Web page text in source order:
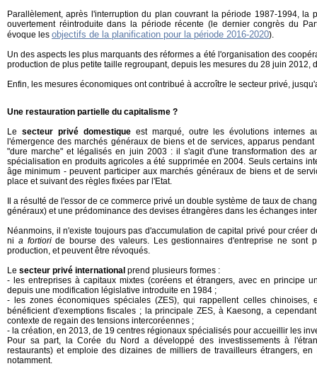
Parallèlement, après l'interruption du plan couvrant la période 1987-1994, la
ouvertement réintroduite dans la période récente (le dernier congrès du
évoque les objectifs de la planification pour la période 2016-2020).
Un des aspects les plus marquants des réformes a été l'organisation des
production de plus petite taille regroupant, depuis les mesures du 28 juin 2012,
Enfin, les mesures économiques ont contribué à accroître le secteur privé,
Une restauration partielle du capitalisme ?
Le secteur privé domestiqueest marqué, outre les évolutions internes
l'émergence des marchés généraux de biens et de services, apparus
"dure marche" et légalisés en juin 2003 : il s'agit d'une transformation des
spécialisation en produits agricoles a été supprimée en 2004. Seuls certains
âge minimum - peuvent participer aux marchés généraux de biens et de
place et suivant des règles fixées par l'Etat.
Il a résulté de l'essor de ce commerce privé un double système de taux de
généraux) et une prédominance des devises étrangères dans les échanges
Néanmoins, il n'existe toujours pas d'accumulation de capital privé pour créer
ni a fortioride bourse des valeurs. Les gestionnaires d'entreprise ne sont
production, et peuvent être révoqués.
Le secteur privé international prend plusieurs formes :
- les entreprises à capitaux mixtes (coréens et étrangers, avec en principe
depuis une modification législative introduite en 1984 ;
- les zones économiques spéciales (ZES), qui rappellent celles chinoises,
bénéficient d'exemptions fiscales ; la principale ZES, à Kaesong, a
contexte de regain des tensions intercoréennes ;
- la création, en 2013, de 19 centres régionaux spécialisés pour accueillir les
Pour sa part, la Corée du Nord a développé des investissements à
restaurants) et emploie des dizaines de milliers de travailleurs étrangers,
notamment.